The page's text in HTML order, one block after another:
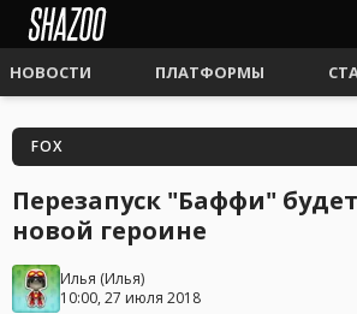
НОВОСТИ ПЛАТФОРМЫ
FOX
Перезапуск "Баффи"
новой героине
Илья (Илья)
10:00, 27 июля 2018